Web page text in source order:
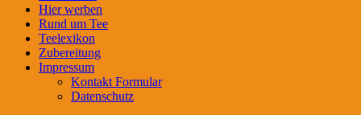
Hier werben
Rund um Tee
Teelexikon
Zubereitung
Impressum
Kontakt Formular
Datenschutz